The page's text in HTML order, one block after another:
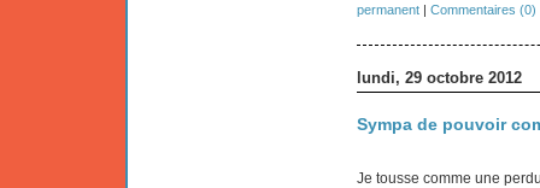
permanent| Commentaires (0)
lundi, 29 octobre 2012
Sympa de pouvoir
Je tousse comme une